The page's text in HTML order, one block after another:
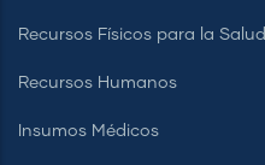
Recursos Físicos para la Salud
Recursos Humanos
Insumos Médicos